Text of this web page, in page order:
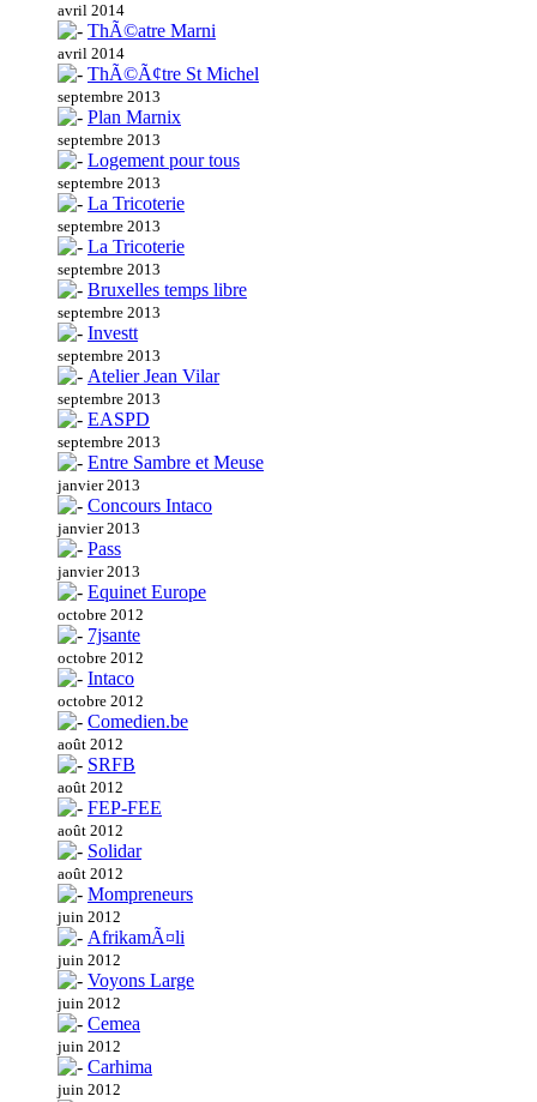
avril 2014
ThÃ©atre Marni
avril 2014
ThÃ©Ã¢tre St Michel
septembre 2013
Plan Marnix
septembre 2013
Logement pour tous
septembre 2013
La Tricoterie
septembre 2013
La Tricoterie
septembre 2013
Bruxelles temps libre
septembre 2013
Investt
septembre 2013
Atelier Jean Vilar
septembre 2013
EASPD
septembre 2013
Entre Sambre et Meuse
janvier 2013
Concours Intaco
janvier 2013
Pass
janvier 2013
Equinet Europe
octobre 2012
7jsante
octobre 2012
Intaco
octobre 2012
Comedien.be
août 2012
SRFB
août 2012
FEP-FEE
août 2012
Solidar
août 2012
Mompreneurs
juin 2012
AfrikamÃ¤li
juin 2012
Voyons Large
juin 2012
Cemea
juin 2012
Carhima
juin 2012